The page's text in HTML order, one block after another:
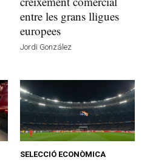
entre les grans lligues
europees
Jordi González
SELECCIÓ ECONÒMICA